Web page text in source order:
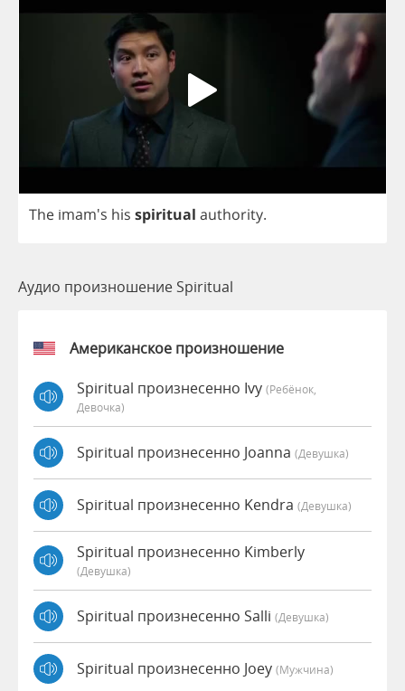
The imam's his spiritual authority.
Аудио произношение Spiritual
Американское произношение
Spiritual произнесенно Ivy (Ребёнок,
Девочка)
Spiritual произнесенно Joanna (девушка)
Spiritual произнесенно Kendra (девушка)
Spiritual произнесенно Kimberly
(девушка)
Spiritual произнесенно Salli (девушка)
Spiritual произнесенно Joey (мужчина)